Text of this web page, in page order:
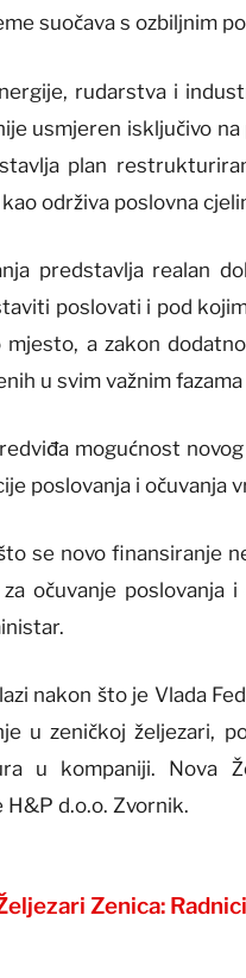
suočava s ozbiljnim
rudarstva i
usmjeren isključivo
plan
održiva poslovna
predstavlja realan
poslovati i pod
a zakon
u svim važnim
mogućnost
poslovanja i očuvanja
se novo finansiranje
očuvanje
nakon što je Vlada
u zeničkoj željezari,
u kompaniji. Nova
d.o.o. Zvornik.
Zenica: